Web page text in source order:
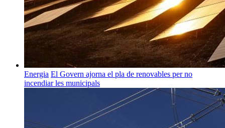
Energia El Govern ajorna el pla de renovables per no
incendiar les municipals